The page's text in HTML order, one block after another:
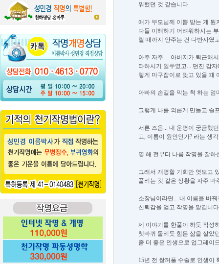
워했던 것 같습니다.
애가 부모님께 이쁨 받는 게 뭔
다들 이해하기 어려워하시는
릴 때까지 안주는 건 다반사였
아주 자주.... 아버지가 퇴근해
타하시기 일쑤였고... 던진 감
렇게 마구잡이로 맞고 있을 때
아빠의 손길을 막는 척 하는
그렇게 나를 외롭게 만들고 슬
서른 즈음... 내 운명이 궁금했
고, 이름이 원인인가? 라는 생
몇 해 전부터 나름 작명을 잘
그래서 개명할 기회만 엿보고
풀리는 것 같은 상황을 자주
소장님이라면... 내 이름을 바
신뢰감을 얻고 작명을 맡깁니
제 이야기를 한풀이 하듯 작성
쳇바퀴 돌리듯 힘든 삶을 살았
좀 더 좋은 인생으로 업그레이
15년 전 쌍꺼풀 수술로 인생이